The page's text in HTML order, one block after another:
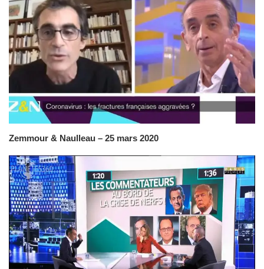
Zemmour & Naulleau – 25 mars 2020